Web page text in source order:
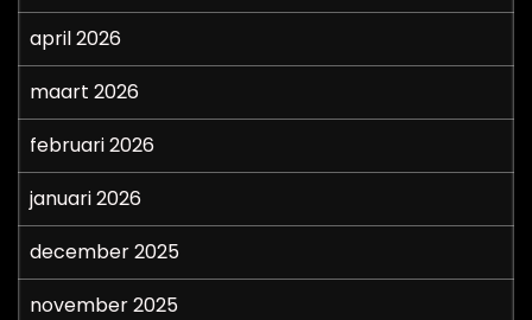
april 2026
maart 2026
februari 2026
januari 2026
december 2025
november 2025